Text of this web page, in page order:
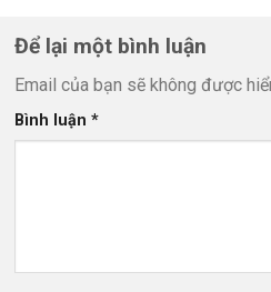
Để lại một bình luận
Email của bạn sẽ không được
Bình luận *